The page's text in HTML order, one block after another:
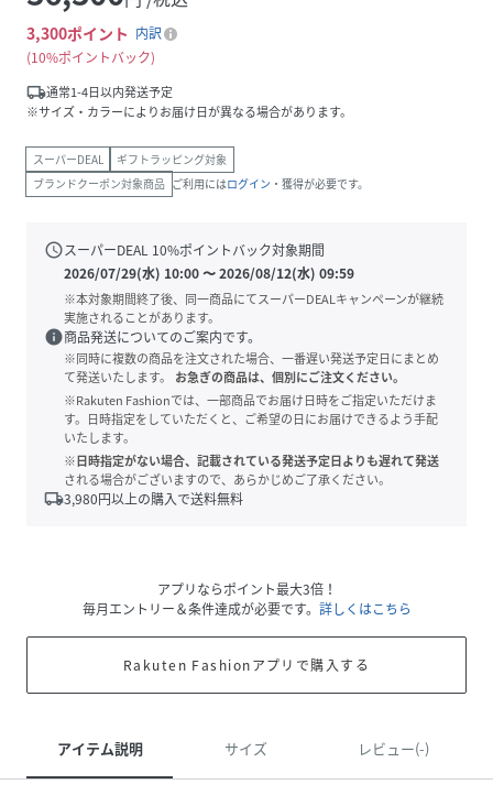
3,300ポイント 内訳
10%ポイントバック
local_shipping通常1-4日以内発送予定
※サイズ・カラーによりお届け日が異なる場合があります。
スーパーDEAL
ギフトラッピング対象
ブランドクーポン対象商品 ご利用にはログイン ・獲得が必要です。
scheduleスーパーDEAL 10%ポイントバック対象期間
2026/07/29(水) 10:00〜2026/08/12(水) 09:59
※本対象期間終了後、同一商品にてスーパーDEALキャンペーンが継続
実施されることがあります。
info商品発送についてのご案内です。
※同時に複数の商品を注文された場合、一番遅い発送予定日にまとめ
て発送いたします。
お急ぎの商品は、個別にご注文ください。
※Rakuten Fashionでは、一部商品でお届け日時をご指定いただけま
す。日時指定をしていただくと、ご希望の日にお届けできるよう手配
いたします。
※日時指定がない場合、記載されている発送予定日よりも遅れて発送
される場合がございますので、あらかじめご了承ください。
local_shipping3,980円以上の購入で送料無料
アプリならポイント最大3倍！
毎月エントリー＆条件達成が必要です。 詳しくはこちら
Rakuten Fashionアプリで購入する
アイテム説明 サイズ レビュー(-)